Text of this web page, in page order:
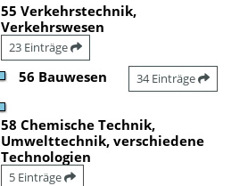
55 Verkehrstechnik,
Verkehrswesen
23 Einträge
56 Bauwesen 34 Einträge
58 Chemische Technik,
Umwelttechnik, verschiedene
Technologien
5 Einträge